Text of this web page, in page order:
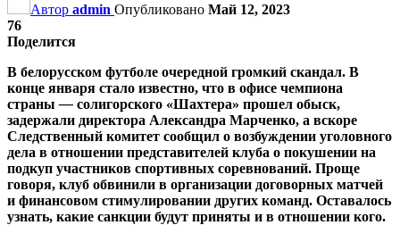
Автор admin Опубликовано Май 12, 2023
76
Поделится
В белорусском футболе очередной громкий скандал. В
конце января стало известно, что в офисе чемпиона
страны— солигорского «Шахтера» прошел обыск,
задержали директора Александра Марченко, а вскоре
Следственный комитет сообщил о возбуждении уголовного
дела в отношении представителей клуба о покушении на
подкуп участников спортивных соревнований. Проще
говоря, клуб обвинили в организации договорных матчей
и финансовом стимулировании других команд. Оставалось
узнать, какие санкции будут приняты и в отношении кого.